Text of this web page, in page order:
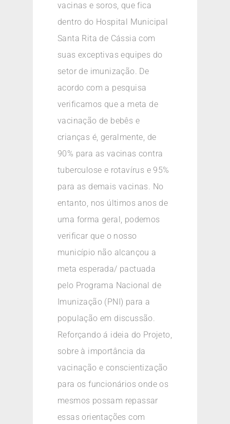
vacinas e soros, que fica
dentro do Hospital Municipal
Santa Rita de Cássia com
suas exceptivas equipes do
setor de imunização. De
acordo com a pesquisa
verificamos que a meta de
vacinação de bebês e
crianças é, geralmente, de
90% para as vacinas contra
tuberculose e rotavírus e 95%
para as demais vacinas. No
entanto, nos últimos anos de
uma forma geral, podemos
verificar que o nosso
município não alcançou a
meta esperada/ pactuada
pelo Programa Nacional de
Imunização (PNI) para a
população em discussão.
Reforçando á ideia do Projeto,
sobre à importância da
vacinação e conscientização
para os funcionários onde os
mesmos possam repassar
essas orientações com